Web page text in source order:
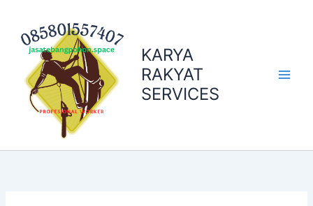
content
KARYA
RAKYAT
SERVICES